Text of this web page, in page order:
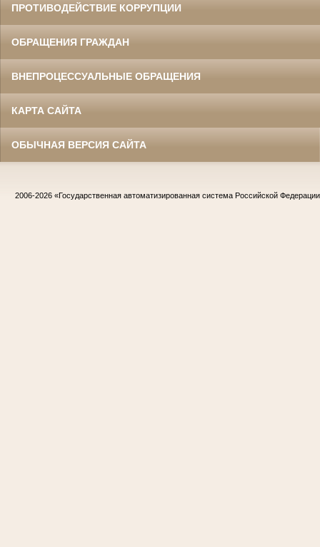
ПРОТИВОДЕЙСТВИЕ КОРРУПЦИИ
ОБРАЩЕНИЯ ГРАЖДАН
ВНЕПРОЦЕССУАЛЬНЫЕ ОБРАЩЕНИЯ
КАРТА САЙТА
ОБЫЧНАЯ ВЕРСИЯ САЙТА
2006-2026 «Государственная автоматизированная система Российской